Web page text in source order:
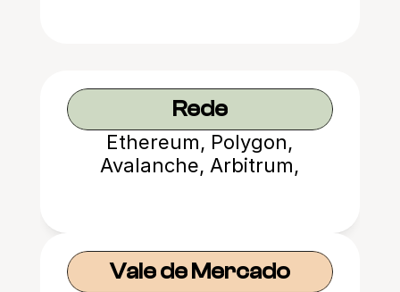
Rede
Ethereum, Polygon,
Avalanche, Arbitrum,
Vale de Mercado